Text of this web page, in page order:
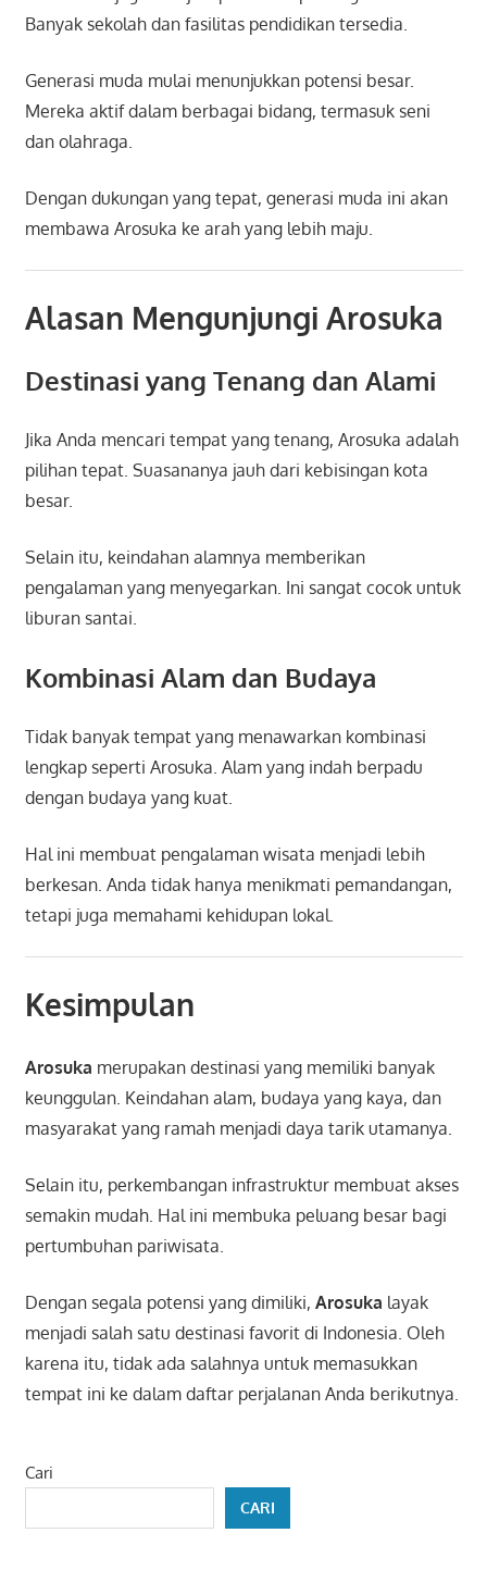
Banyak sekolah dan fasilitas pendidikan tersedia.
Generasi muda mulai menunjukkan potensi besar.
Mereka aktif dalam berbagai bidang, termasuk seni
dan olahraga.
Dengan dukungan yang tepat, generasi muda ini akan
membawa Arosuka ke arah yang lebih maju.
Alasan Mengunjungi Arosuka
Destinasi yang Tenang dan Alami
Jika Anda mencari tempat yang tenang, Arosuka adalah
pilihan tepat. Suasananya jauh dari kebisingan kota
besar.
Selain itu, keindahan alamnya memberikan
pengalaman yang menyegarkan. Ini sangat cocok untuk
liburan santai.
Kombinasi Alam dan Budaya
Tidak banyak tempat yang menawarkan kombinasi
lengkap seperti Arosuka. Alam yang indah berpadu
dengan budaya yang kuat.
Hal ini membuat pengalaman wisata menjadi lebih
berkesan. Anda tidak hanya menikmati pemandangan,
tetapi juga memahami kehidupan lokal.
Kesimpulan
Arosuka merupakan destinasi yang memiliki banyak
keunggulan. Keindahan alam, budaya yang kaya, dan
masyarakat yang ramah menjadi daya tarik utamanya.
Selain itu, perkembangan infrastruktur membuat akses
semakin mudah. Hal ini membuka peluang besar bagi
pertumbuhan pariwisata.
Dengan segala potensi yang dimiliki, Arosuka layak
menjadi salah satu destinasi favorit di Indonesia. Oleh
karena itu, tidak ada salahnya untuk memasukkan
tempat ini ke dalam daftar perjalanan Anda berikutnya.
Cari
CARI